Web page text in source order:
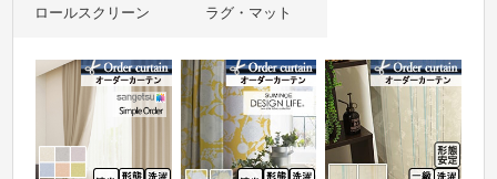
ロールスクリーン ラグ・マット